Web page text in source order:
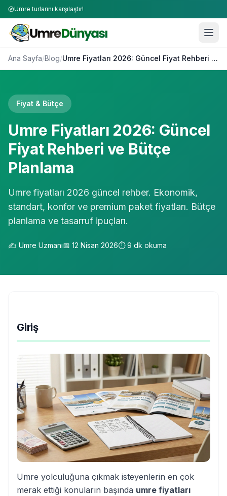
Umre turlarını karşılaştır!
Ana Sayfa/Blog/ Umre Fiyatları 2026: Güncel Fiyat Rehberi ve Bütçe Planlama
Fiyat & Bütçe
Umre Fiyatları 2026: Güncel
Fiyat Rehberi ve Bütçe
Planlama
Umre fiyatları 2026 güncel rehber. Ekonomik,
standart, konfor ve premium paket fiyatları. Bütçe
planlama ve tasarruf ipuçları.
✍️ Umre Uzmanı📅 12 Nisan 2026⏱️9 dk okuma
Giriş
Umre yolculuğuna çıkmak isteyenlerin en çok
merak ettiği konuların başında umre fiyatları